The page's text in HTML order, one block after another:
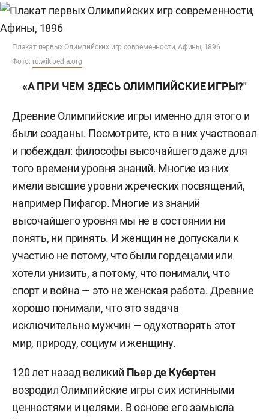
Плакат первых Олимпийских игр современности, Афины, 1896
Фото: ru.wikipedia.org
«А ПРИ ЧЕМ ЗДЕСЬ ОЛИМПИЙСКИЕ ИГРЫ?"
Древние Олимпийские игры именно для этого и
были созданы. Посмотрите, кто в них участвовал
и побеждал: философы высочайшего даже для
того времени уровня знаний. Многие из них
имели высшие уровни жреческих посвящений,
например Пифагор. Многие из знаний
высочайшего уровня мы не в состоянии ни
понять, ни принять. И женщин не допускали к
участию не потому, что были гордецами или
хотели унизить, а потому, что понимали, что
спорт и война — это не женская работа. Древние
хорошо понимали, что это задача
исключительно мужчин — одухотворять этот
мир, природу, социум и женщину.
120 лет назад великий Пьер де Кубертен
возродил Олимпийские игры с их истинными
ценностями и целями. В основе его замысла